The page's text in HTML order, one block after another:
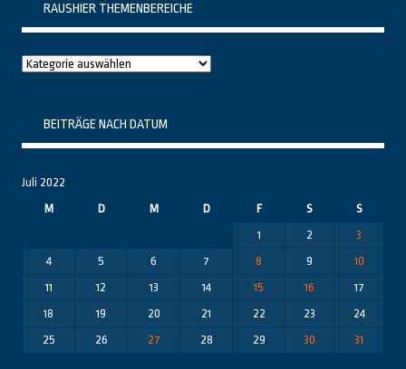
RAUSHIER THEMENBEREICHE
Raushier
BEITRÄGE NACH DATUM
Juli 2022
M
D M D F S
S
1
2
3
4
5 6 7 8 9
10
11
12 13 14 15 16
17
18
19 20 21 22 23
24
25
26 27 28 29 30 31